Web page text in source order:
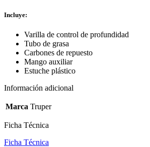
Incluye:
Varilla de control de profundidad
Tubo de grasa
Carbones de repuesto
Mango auxiliar
Estuche plástico
Información adicional
Marca Truper
Ficha Técnica
Ficha Técnica